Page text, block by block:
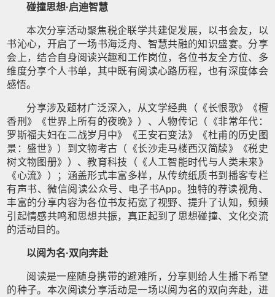
碰撞思想·启迪智慧
本次分享活动聚焦税企联学共建促发展，以书会友，以
书沁心，开启了一场书海泛舟、智慧共融的知识盛宴。分享
会上，结合自身阅读兴趣和工作岗位，各位书友全方位、多
维度分享个人书单，其中既有阅读心路历程，也有深度体会
感悟。
分享涉及题材广泛深入，从文学经典（《长恨歌》《檀
香刑》《世界上所有的夜晚》）、人物传记（《非常年代：
罗斯福夫妇在二战岁月中》《王安石变法》《杜甫的历史图
景：盛世》）到文物考古（《长沙走马楼西汉简牍》《税史
树文物图册》）、教育科技（《人工智能时代与人类未来》
《心流》）；涵盖形式丰富多样，从传统纸质书到播客专栏
有声书、微信阅读公众号、电子书App。独特的荐读视角、
丰富的分享内容为各位书友拓宽了视野、提升了认知，频频
引起情感共鸣和思想共振，真正起到了思想碰撞、文化交流
的活动目的。
以阅为名·双向奔赴
阅读是一座随身携带的避难所，分享则给人生播下希望
的种子。本次阅读分享活动是一场以阅为名的双向奔赴，进